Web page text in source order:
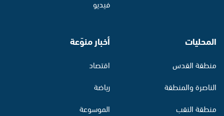
فيديو
المحليات
منطقة القدس
الناصرة والمنطقة
منطقة النقب
أخبار منوّعة
اقتصاد
رياضة
الموسوعة